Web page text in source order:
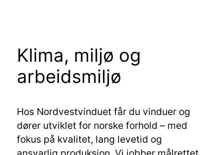
Klima, miljø og
arbeidsmiljø
Hos Nordvestvinduet får du vinduer og
dører utviklet for norske forhold – med
fokus på kvalitet, lang levetid og